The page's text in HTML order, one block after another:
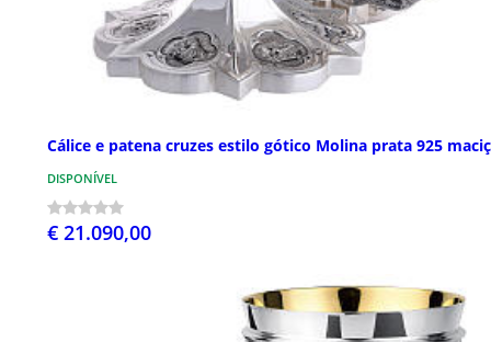
Cálice e patena cruzes estilo gótico Molina prata 925
DISPONÍVEL
€ 21.090,00